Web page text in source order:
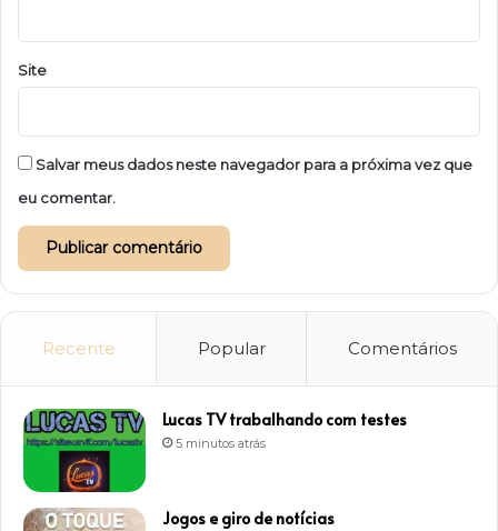
Site
Salvar meus dados neste navegador para a próxima vez que
eu comentar.
Recente Popular Comentários
Lucas TV trabalhando com testes
5 minutos atrás
Jogos e giro de notícias